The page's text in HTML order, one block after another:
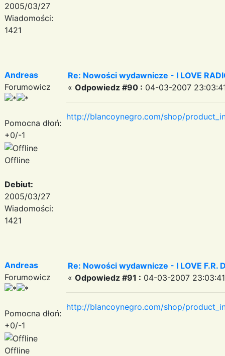
2005/03/27
Wiadomości:
1421
Andreas
Forumowicz
Pomocna dłoń:
+0/-1
Offline
Debiut:
2005/03/27
Wiadomości:
1421
Re: Nowości wydawnicze - I LOVE
« Odpowiedz #90 : 04-03-2007
http://blancoynegro.com/shop/
Andreas
Forumowicz
Pomocna dłoń:
+0/-1
Offline
Re: Nowości wydawnicze - I LOVE F.R.
« Odpowiedz #91 : 04-03-2007
http://blancoynegro.com/shop/